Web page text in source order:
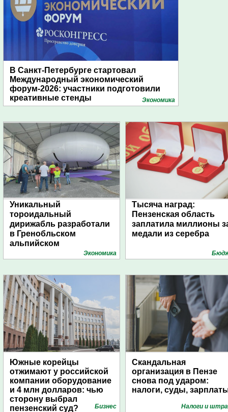
В Санкт-Петербурге стартовал
Международный экономический
форум-2026: участники подготовили
креативные стенды
Экономика
Уникальный
тороидальный
дирижабль разработали
в Гренобльском
альпийском
Экономика
Тысяча наград:
Пензенская область
заплатила миллионы
медали из серебра
Южные корейцы
отжимают у российской
компании оборудование
и 4 млн долларов: чью
сторону выбрал
пензенский суд?
Бизнес
Скандальная
организация в Пензе
снова под ударом:
налоги, суды,
Налоги и